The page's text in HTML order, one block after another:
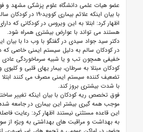
عضو هیات علمی دانشگاه علوم پزشکی مشهد و
با بیان اینکه علائم
اظهار کرد: ابتلا به این ویروس در کودکانی که
هستند می تواند با عوارض بیشتری همراه شود.
دکتر سید جواد سیدی در گفتگو با وب دا با بیان
در کودکان سالم به دلیل سیستم ایمنی خاصی که
خفیفی همچون تب و یا شبیه سرماخوردگی عادی
کودکان مبتلا به سرطان، بیمار یهای قلبی و کلیوی
تضعیف کننده سیستم ایمنی مصرف می کنند ابتلا
با شدت بیشتری بروز کند.
فوق تخصص ریه کودکان با بیان اینکه تغییر
موجب همه گیری بیشتر این بیماری در جامعه
این قاعده مستثنی نیستند اظهار کرد: رعایت
به بهداشت و مراقبت های بهداشتی به ویژه از